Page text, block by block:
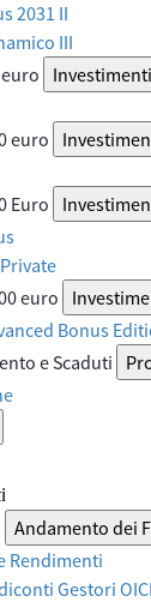
2031 II
III
euro
Euro
euro
Bonus
e Scaduti
Andamento dei
Rendimenti
Gestori